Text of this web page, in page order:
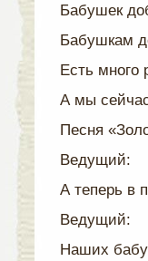
Бабушек
Бабушкам
Есть много
А мы
Песня
Ведущий:
А теперь в
Ведущий:
Наших